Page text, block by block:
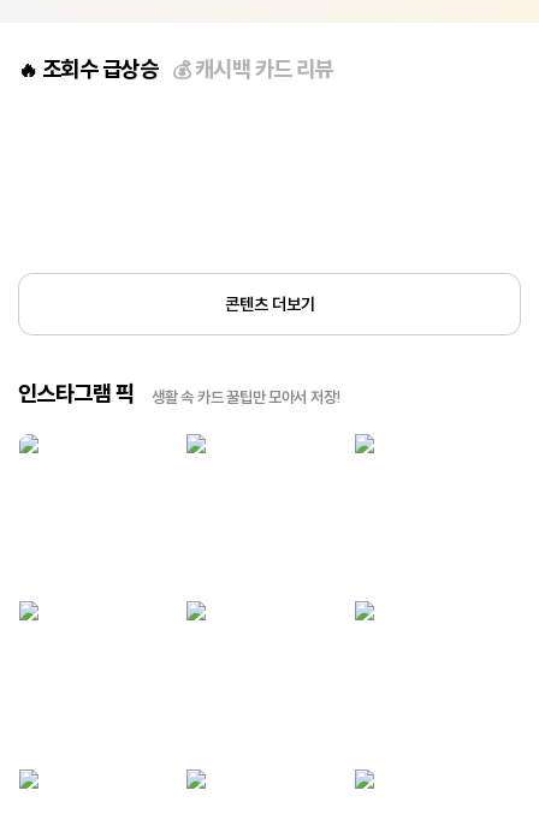
🔥 조회수 급상승 💰캐시백 카드 리뷰
콘텐츠 더보기
인스타그램 픽 생활 속 카드 꿀팁만 모아서 저장!